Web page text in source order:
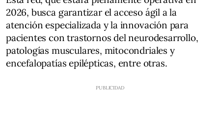
2026, busca garantizar el acceso ágil a la
atención especializada y la innovación para
pacientes con trastornos del neurodesarrollo,
patologías musculares, mitocondriales y
encefalopatías epilépticas, entre otras.